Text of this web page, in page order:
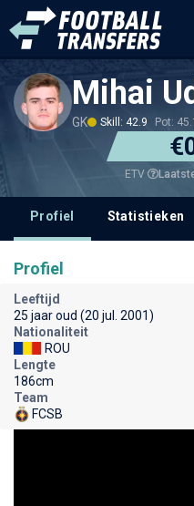
Mihai
GK Skill: 42.9 Pot: 45.1
ETV
Profiel Statistieken
Profiel
Leeftijd
25 jaar oud (20 jul. 2001)
Nationaliteit
ROU
Lengte
186cm
Team
FCSB